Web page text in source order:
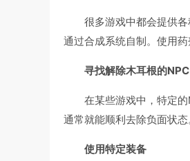
很多游戏中都会提供
通过合成系统自制。使用
寻找解除木耳根的NPC
在某些游戏中，特定
通常就能顺利去除负面状
使用特定装备